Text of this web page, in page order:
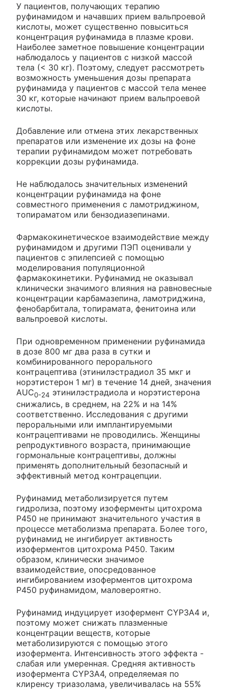
У пациентов, получающих терапию
руфинамидом и начавших прием вальпроевой
кислоты, может существенно повыситься
концентрация руфинамида в плазме крови.
Наиболее заметное повышение концентрации
наблюдалось у пациентов с низкой массой
тела (< 30 кг). Поэтому, следует рассмотреть
возможность уменьшения дозы препарата
руфинамида у пациентов с массой тела менее
30 кг, которые начинают прием вальпроевой
кислоты.
Добавление или отмена этих лекарственных
препаратов или изменение их дозы на фоне
терапии руфинамидом может потребовать
коррекции дозы руфинамида.
Не наблюдалось значительных изменений
концентрации руфинамида на фоне
совместного применения с ламотриджином,
топираматом или бензодиазепинами.
Фармакокинетическое взаимодействие между
руфинамидом и другими ПЭП оценивали у
пациентов с эпилепсией с помощью
моделирования популяционной
фармакокинетики. Руфинамид не оказывал
клинически значимого влияния на равновесные
концентрации карбамазепина, ламотриджина,
фенобарбитала, топирамата, фенитоина или
вальпроевой кислоты.
При одновременном применении руфинамида
в дозе 800 мг два раза в сутки и
комбинированного перорального
контрацептива (этинилэстрадиол 35 мкг и
норэтистерон 1 мг) в течение 14 дней, значения
AUC0-24 этинилэстрадиола и норэтистерона
снижались, в среднем, на 22% и на 14%
соответственно. Исследования с другими
пероральными или имплантируемыми
контрацептивами не проводились. Женщины
репродуктивного возраста, принимающие
гормональные контрацептивы, должны
применять дополнительный безопасный и
эффективный метод контрацепции.
Руфинамид метаболизируется путем
гидролиза, поэтому изоферменты цитохрома
Р450 не принимают значительного участия в
процессе метаболизма препарата. Более того,
руфинамид не ингибирует активность
изоферментов цитохрома Р450. Таким
образом, клинически значимое
взаимодействие, опосредованное
ингибированием изоферментов цитохрома
Р450 руфинамидом, маловероятно.
Руфинамид индуцирует изофермент CYP3A4 и,
поэтому может снижать плазменные
концентрации веществ, которые
метаболизируются с помощью этого
изофермента. Интенсивность этого эффекта -
слабая или умеренная. Средняя активность
изофермента CYP3A4, определяемая по
клиренсу триазолама, увеличивалась на 55%